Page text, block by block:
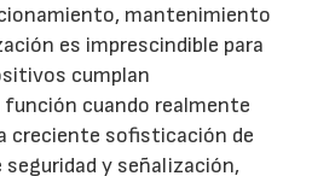
mantenimiento
es imprescindible para
cumplan
cuando realmente
creciente sofisticación de
y señalización,